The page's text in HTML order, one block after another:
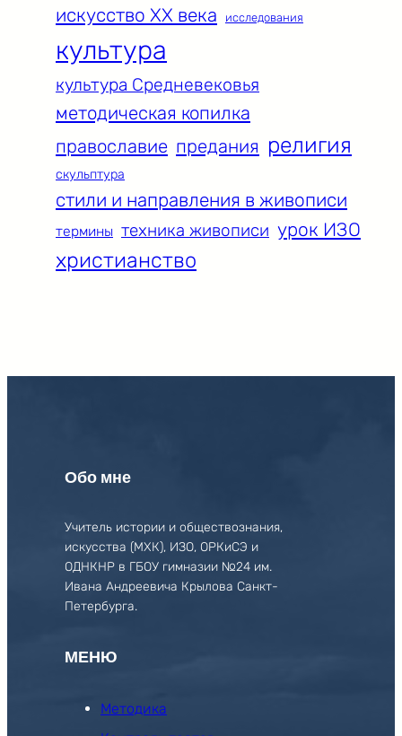
искусство XX века исследования
культура
культура Средневековья
методическая копилка
православие предания религия
скульптура
стили и направления в живописи
термины техника живописи урок ИЗО
христианство
Обо мне
Учитель истории и обществознания,
искусства (МХК), ИЗО, ОРКиСЭ и
ОДНКНР в ГБОУ гимназии №24 им.
Ивана Андреевича Крылова Санкт-
Петербурга.
МЕНЮ
Методика